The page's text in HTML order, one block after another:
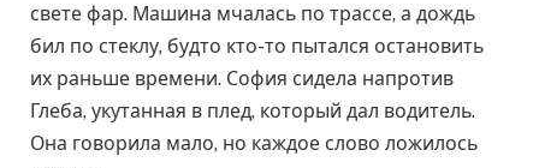
свете фар. Машина мчалась по трассе, а дождь
бил по стеклу, будто кто-то пытался остановить
их раньше времени. София сидела напротив
Глеба, укутанная в плед, который дал водитель.
Она говорила мало, но каждое слово ложилось